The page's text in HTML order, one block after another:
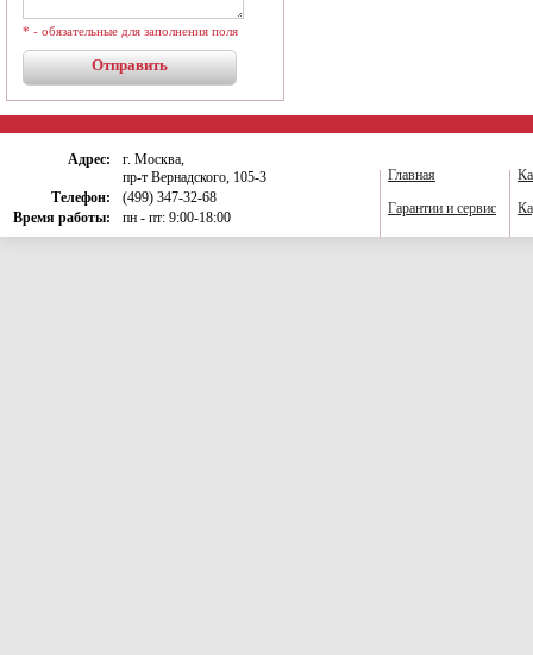
* - обязательные для заполнения поля
Адрес:
г. Москва,
пр-т Вернадского, 105-3
Телефон:
(499) 347-32-68
Время работы:
пн - пт: 9:00-18:00
Главная
Гарантии и сервис